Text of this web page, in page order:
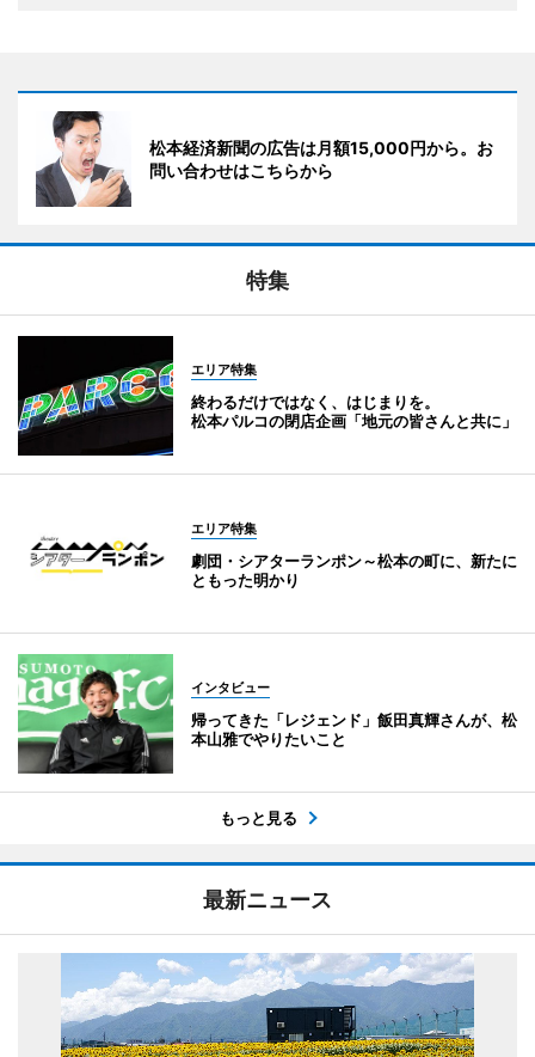
松本経済新聞の広告は月額15,000円から。お
問い合わせはこちらから
特集
エリア特集
終わるだけではなく、はじまりを。
松本パルコの閉店企画「地元の皆さんと共に」
エリア特集
劇団・シアターランポン～松本の町に、新たに
ともった明かり
インタビュー
帰ってきた「レジェンド」飯田真輝さんが、松
本山雅でやりたいこと
もっと見る
最新ニュース